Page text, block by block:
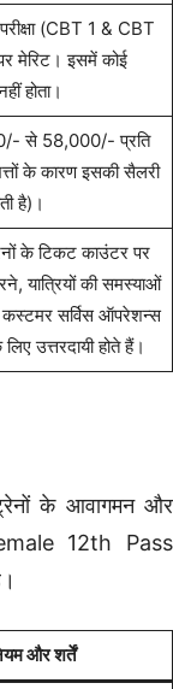
(CBT 1 & CBT
मेरिट। इसमें कोई
होता।
से 58,000/- प्रति
के कारण इसकी सैलरी
है)।
के टिकट काउंटर पर
यात्रियों की समस्याओं
सर्विस ऑपरेशन्स
उत्तरदायी होते हैं।
के आवागमन और
12th Pass
और शर्तें